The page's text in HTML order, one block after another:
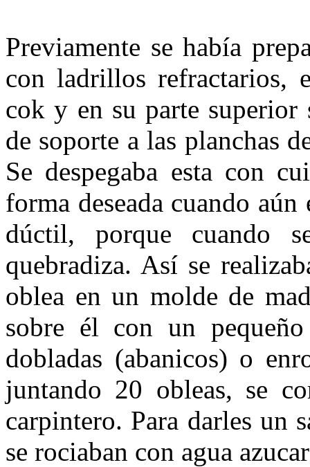
Previamente se había
con ladrillos refractarios,
cok y en su parte superior
de soporte a las planchas
Se despegaba esta con
forma deseada cuando aún
dúctil, porque cuando
quebradiza. Así se
oblea en un molde de
sobre él con un
dobla­das (abanicos) o
juntando 20 obleas, se
carpintero. Para dar­les un
se rociaban con agua